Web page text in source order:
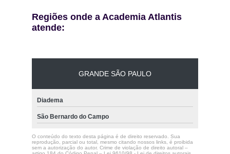
Regiões onde a Academia Atlantis
atende:
GRANDE SÃO PAULO
Diadema
São Bernardo do Campo
O conteúdo do texto desta página é de direito reservado. Sua
reprodução, parcial ou total, mesmo citando nossos links, é proibida
sem a autorização do autor. Crime de violação de direito autoral –